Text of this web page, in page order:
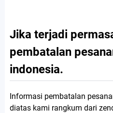
Jika terjadi
pembatalan
indonesia.
Informasi pembatalan
diatas kami rangkum dari